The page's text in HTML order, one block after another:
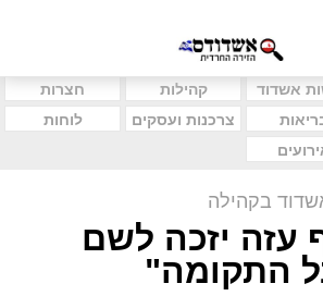
אשדוד קהילות
חצרות
צרכנות ועסקים
לוחות
בקהילה
עזה יזכה לשם
התקומה"